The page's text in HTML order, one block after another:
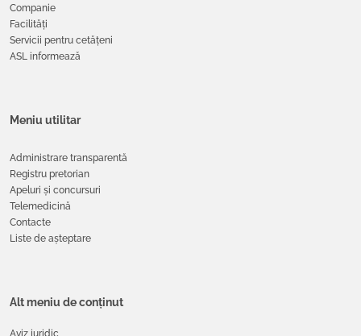
Companie
Facilități
Servicii pentru cetățeni
ASL informează
Meniu utilitar
Administrare transparentă
Registru pretorian
Apeluri și concursuri
Telemedicină
Contacte
Liste de așteptare
Alt meniu de conținut
Aviz juridic